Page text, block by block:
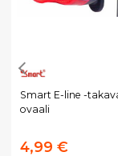
Smart E-line -
ovaali
4,99 €